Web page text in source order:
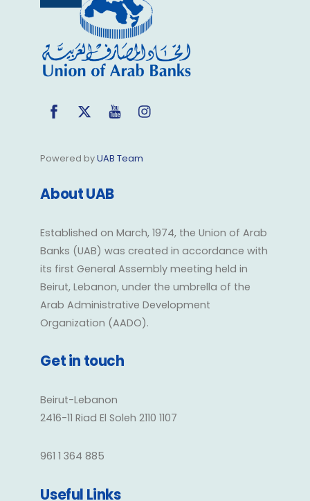
Top
Facebook
Twitter YouTube
Powered byUAB Team
About UAB
Established on March, 1974, the Union of Arab
Banks (UAB) was created in accordance with
its first General Assembly meeting held in
Beirut, Lebanon, under the umbrella of the
Arab Administrative Development
Organization (AADO).
Get in touch
Beirut-Lebanon
2416-11 Riad El Soleh 2110 1107
961 1 364 885
Useful Links